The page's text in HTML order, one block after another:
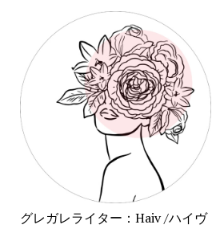
グレガレライター：Haiv /ハイヴ